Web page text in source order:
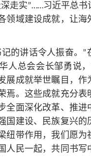
深走实”……习近平总书
领域建设成就，让海
记的讲话令人振奋。”
人总会会长邹勇说，
展成就举世瞩目，作
焉。这些成就充分表
全面深化改革、推进
国建设、民族复兴的
纽带作用，我们愿为
人民一起，共同书写